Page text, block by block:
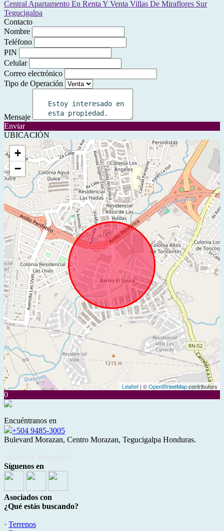
Contacto
Nombre
Teléfono
PIN
Celular
Correo electrónico
Tipo de Operación
Mensaje
Enviar
UBICACIÓN
+
−
Leaflet | ©OpenStreetMapcontributors
0
Encuéntranos en
+504 9485-3005
Bulevard Morazan, Centro Morazan, Tegucigalpa Honduras.
Síguenos en
Asociados con
¿Qué estás buscando?
· Terrenos